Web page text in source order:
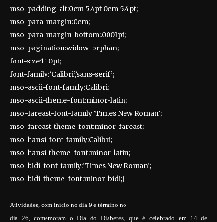
mso-padding-alt:0cm 5.4pt 0cm 5.4pt;
mso-para-margin:0cm;
mso-para-margin-bottom:.0001pt;
mso-pagination:widow-orphan;
font-size:11.0pt;
font-family:’Calibri’,’sans-serif’;
mso-ascii-font-family:Calibri;
mso-ascii-theme-font:minor-latin;
mso-fareast-font-family:’Times New Roman’;
mso-fareast-theme-font:minor-fareast;
mso-hansi-font-family:Calibri;
mso-hansi-theme-font:minor-latin;
mso-bidi-font-family:’Times New Roman’;
mso-bidi-theme-font:minor-bidi;}
Atividades, com início no dia 9 e término no
dia 26, comemoram o Dia do Diabetes, que é celebrado em 14 de